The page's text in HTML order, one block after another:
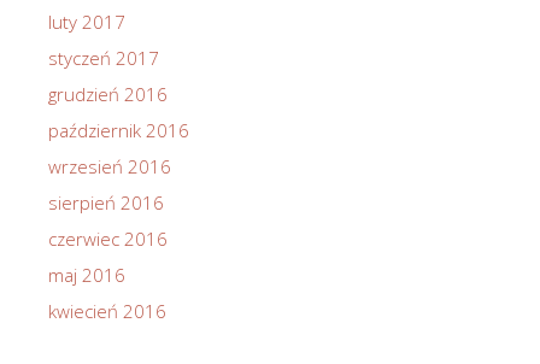
luty 2017
styczeń 2017
grudzień 2016
październik 2016
wrzesień 2016
sierpień 2016
czerwiec 2016
maj 2016
kwiecień 2016